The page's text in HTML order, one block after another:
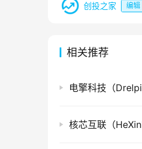
创投之家 编辑
相关推荐
电擎科技（
核芯互联（